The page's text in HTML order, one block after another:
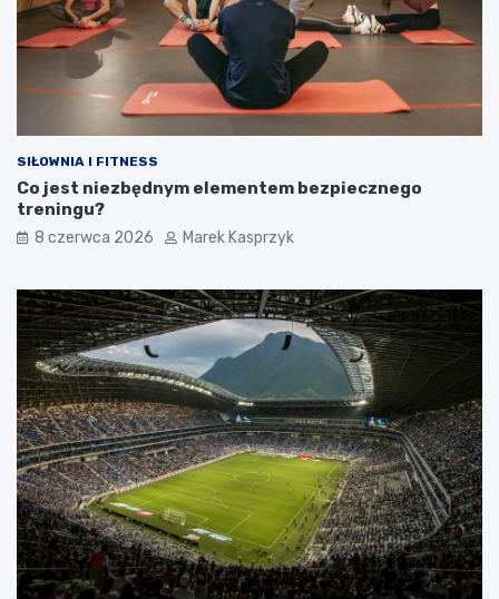
SIŁOWNIA I FITNESS
Co jest niezbędnym elementem bezpiecznego
treningu?
8 czerwca 2026 Marek Kasprzyk